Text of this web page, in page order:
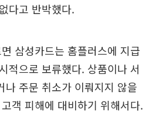
다고 반박했다.
삼성카드는 홈플러스에 지급
적으로 보류했다. 상품이나 서
나 주문 취소가 이뤄지지 않을
객 피해에 대비하기 위해서다.